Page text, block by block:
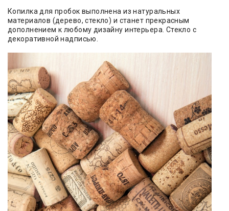
Копилка для пробок выполнена из натуральных
материалов (дерево, стекло) и станет прекрасным
дополнением к любому дизайну интерьера. Стекло с
декоративной надписью.